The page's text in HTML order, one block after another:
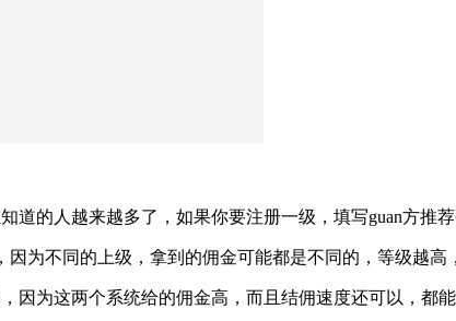
的人越来越多了，如果你要注册一级，填写guan方推荐
为不同的上级，拿到的佣金可能都是不同的，等级越高
因为这两个系统给的佣金高，而且结佣速度还可以，都